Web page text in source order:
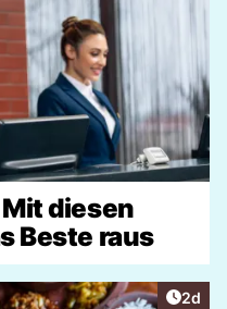
diesen
Beste raus
2d